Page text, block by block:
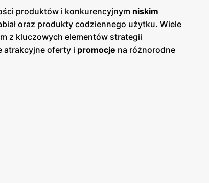
produktów i konkurencyjnym niskim
oraz produkty codziennego użytku. Wiele
z kluczowych elementów strategii
atrakcyjne oferty i promocje na różnorodne
sieć wprowadza nowoczesne rozwiązania
trosce o środowisko,
użytku. Sklepy coraz częściej oferują również